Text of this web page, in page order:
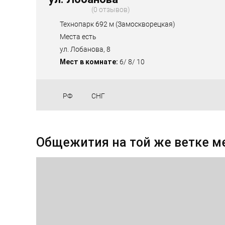
0 отзывов
Технопарк 692 м (Замоскворецкая)
Места есть
ул. Лобанова, 8
Мест в комнате: 6/ 8/ 10
РФ СНГ
Общежития на той же ветке